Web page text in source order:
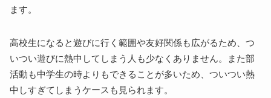
ます。
高校生になると遊びに行く範囲や友好関係も広がるため、つ
いつい遊びに熱中してしまう人も少なくありません。また部
活動も中学生の時よりもできることが多いため、ついつい熱
中しすぎてしまうケースも見られます。